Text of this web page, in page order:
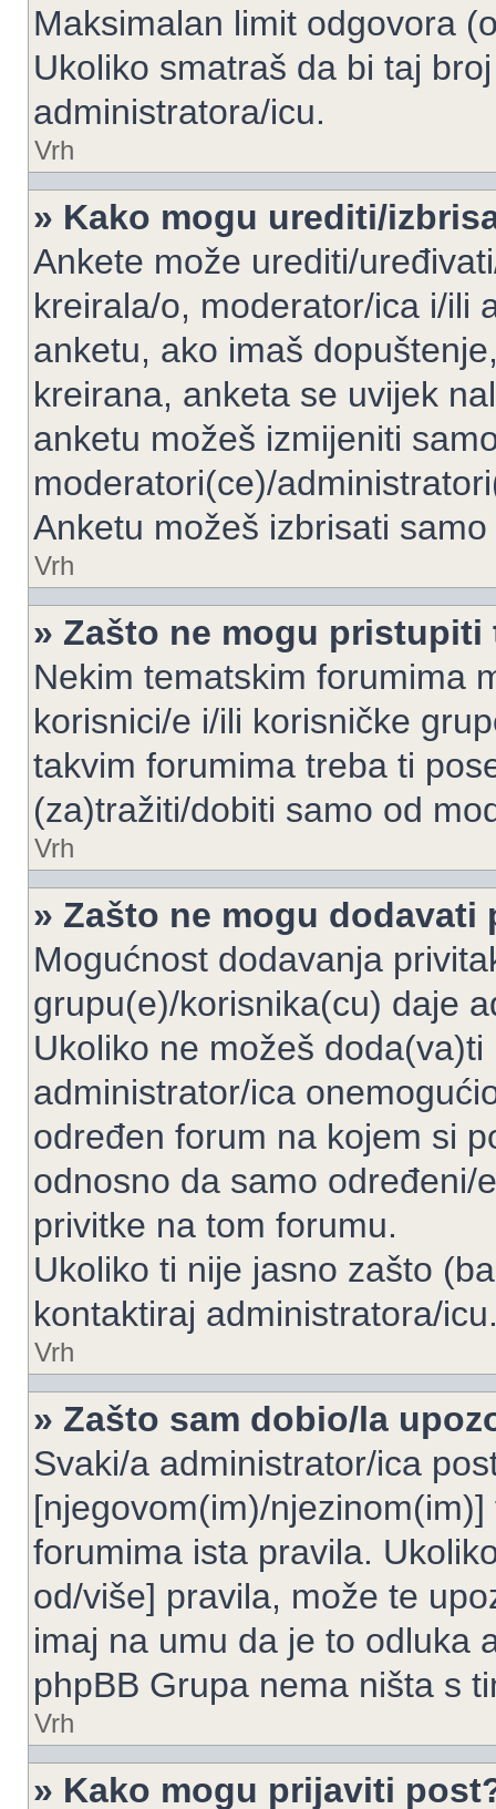
Maksimalan limit odgovora
Ukoliko smatraš da bi taj
administratora/icu.
Vrh
» Kako mogu urediti/
Ankete može urediti/
kreirala/o, moderator/ica i/ili
anketu, ako imaš
kreirana, anketa se uvijek
anketu možeš izmijeniti
moderatori(ce)/
Anketu možeš izbrisati
Vrh
» Zašto ne mogu
Nekim tematskim forumima
korisnici/e i/ili korisničke
takvim forumima treba ti
(za)tražiti/dobiti samo od
Vrh
» Zašto ne mogu dodavati
Mogućnost dodavanja
grupu(e)/korisnika(cu) daje
Ukoliko ne možeš
administrator/ica
određen forum na kojem si
odnosno da samo određeni/
privitke na tom forumu.
Ukoliko ti nije jasno zašto
kontaktiraj administratora/
Vrh
» Zašto sam dobio/la
Svaki/a administrator/ica
[njegovom(im)/
forumima ista pravila.
od/više] pravila, može te
imaj na umu da je to odluka
phpBB Grupa nema ništa s
Vrh
» Kako mogu prijaviti